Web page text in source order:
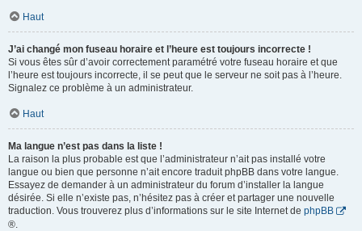
Haut
J’ai changé mon fuseau horaire et l’heure est toujours incorrecte !
Si vous êtes sûr d’avoir correctement paramétré votre fuseau horaire et que
l’heure est toujours incorrecte, il se peut que le serveur ne soit pas à l’heure.
Signalez ce problème à un administrateur.
Haut
Ma langue n’est pas dans la liste !
La raison la plus probable est que l’administrateur n’ait pas installé votre
langue ou bien que personne n’ait encore traduit phpBB dans votre langue.
Essayez de demander à un administrateur du forum d’installer la langue
désirée. Si elle n’existe pas, n’hésitez pas à créer et partager une nouvelle
traduction. Vous trouverez plus d’informations sur le site Internet de phpBB
®.